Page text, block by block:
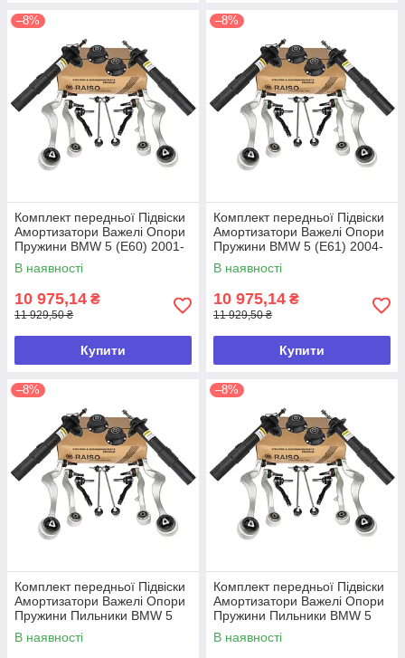
–8%
Комплект передньої Підвіски
Амортизатори Важелі Опори
Пружини BMW 5 (E60) 2001-
2010
В наявності
10 975,14 ₴
11 929,50 ₴
Купити
–8%
Комплект передньої Підвіски
Амортизатори Важелі Опори
Пружини BMW 5 (E61) 2004-
2010
В наявності
10 975,14 ₴
11 929,50 ₴
Купити
–8%
Комплект передньої Підвіски
Амортизатори Важелі Опори
Пружини Пильники BMW 5
(E60) 2001-2010
В наявності
–8%
Комплект передньої Підвіски
Амортизатори Важелі Опори
Пружини Пильники BMW 5
(E61) 2004-2010
В наявності